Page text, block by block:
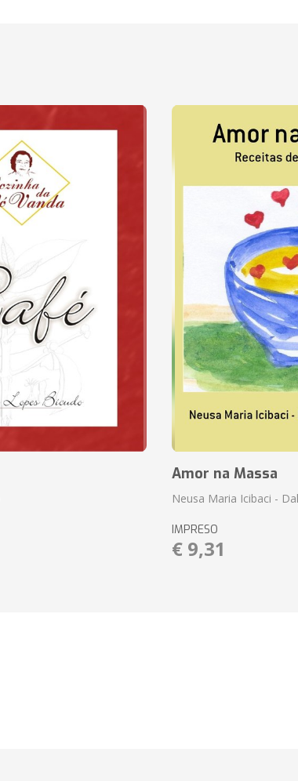
Amor na Massa
Neusa Maria Icibaci -
IMPRESO
€ 9,31